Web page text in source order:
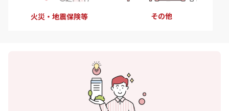
火災・地震保険等 その他